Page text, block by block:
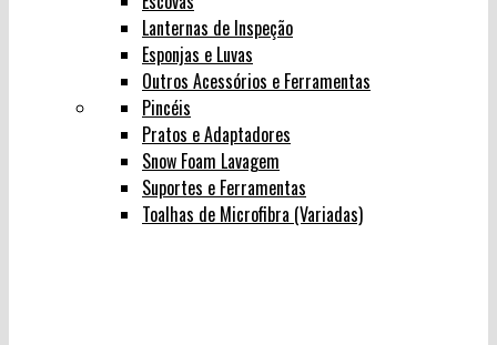
Lanternas de Inspeção
Esponjas e Luvas
Outros Acessórios e Ferramentas
Pincéis
Pratos e Adaptadores
Snow Foam Lavagem
Suportes e Ferramentas
Toalhas de Microfibra (Variadas)